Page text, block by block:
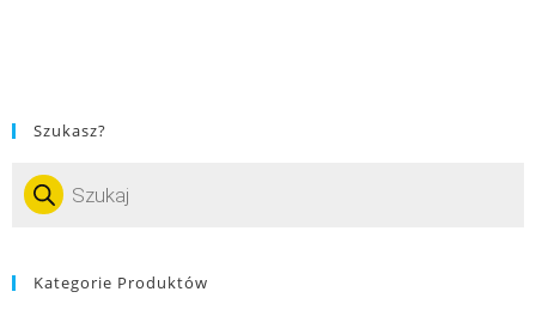
Szukasz?
Kategorie Produktów